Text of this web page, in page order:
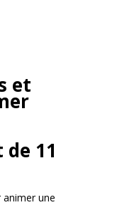
et
11
animer une